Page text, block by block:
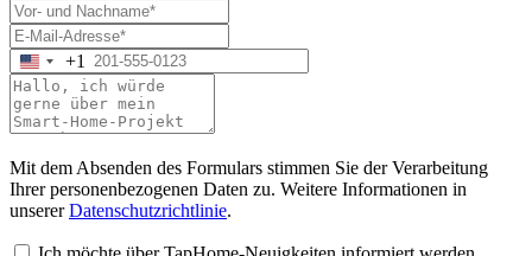
+1
Mit dem Absenden des Formulars stimmen Sie der Verarbeitung
Ihrer personenbezogenen Daten zu. Weitere Informationen in
unsererDatenschutzrichtlinie.